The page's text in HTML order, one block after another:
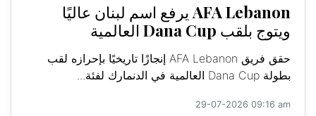
AFA Lebanon يرفع اسم لبنان عاليًا
ويتوج بلقب Dana Cup العالمية
حقق فريق AFA Lebanon إنجازًا تاريخيًا بإحرازه لقب
بطولة Dana Cup العالمية في الدنمارك لفئة...
29-07-2026 09:16 am